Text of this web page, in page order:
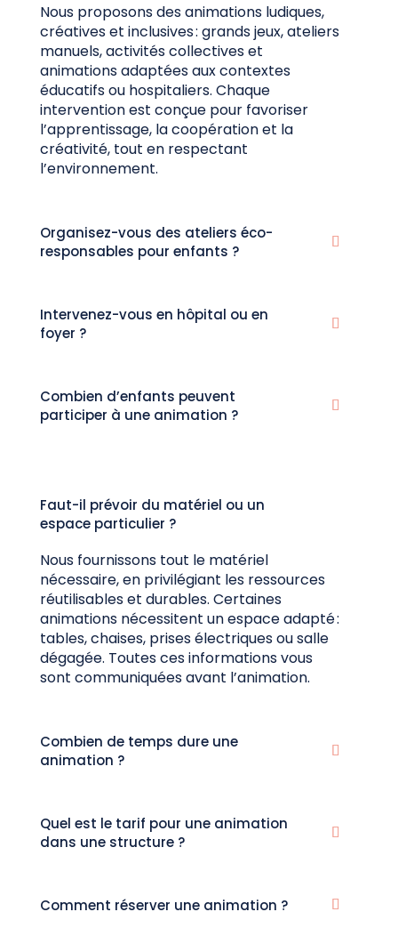
Nous proposons des animations ludiques,
créatives et inclusives : grands jeux, ateliers
manuels, activités collectives et
animations adaptées aux contextes
éducatifs ou hospitaliers. Chaque
intervention est conçue pour favoriser
l’apprentissage, la coopération et la
créativité, tout en respectant
l’environnement.
Organisez-vous des ateliers éco-
responsables pour enfants ?
Intervenez-vous en hôpital ou en
foyer ?
Combien d’enfants peuvent
participer à une animation ?
Faut-il prévoir du matériel ou un
espace particulier ?
Nous fournissons tout le matériel
nécessaire, en privilégiant les ressources
réutilisables et durables. Certaines
animations nécessitent un espace adapté :
tables, chaises, prises électriques ou salle
dégagée. Toutes ces informations vous
sont communiquées avant l’animation.
Combien de temps dure une
animation ?
Quel est le tarif pour une animation
dans une structure ?
Comment réserver une animation ?